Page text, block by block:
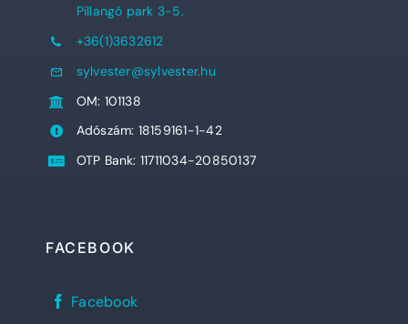
Pillangó park 3-5.
+36(1)3632612
sylvester@sylvester.hu
OM: 101138
Adószám: 18159161-1-42
OTP Bank: 11711034-20850137
FACEBOOK
Sylvester
János
Facebook